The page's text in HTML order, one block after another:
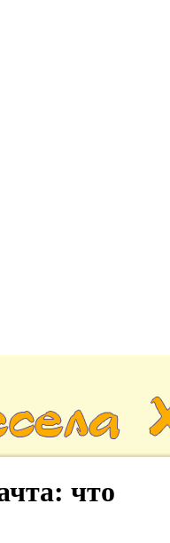
смешные истории,
шаржи, стихи,
что